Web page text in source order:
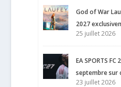
God of War
2027
25 juillet 2026
EA SPORTS
septembre sur
23 juillet 2026